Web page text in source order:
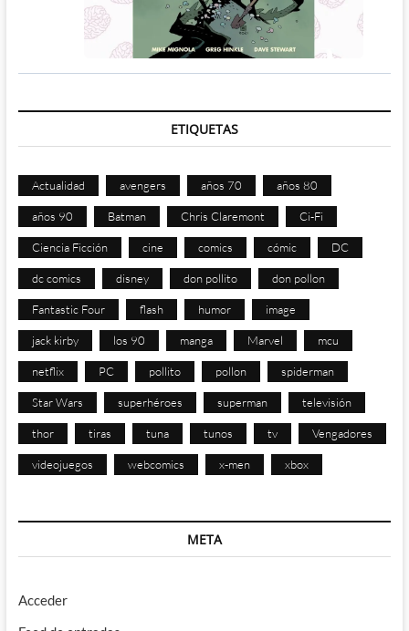
ETIQUETAS
Actualidad avengers años 70 años 80
años 90 Batman Chris Claremont Ci-Fi
Ciencia Ficción cine comics cómic DC
dc comics disney don pollito don pollon
Fantastic Four flash humor image
jack kirby los 90 manga Marvel mcu
netflix PC pollito pollon spiderman
Star Wars superhéroes superman televisión
thor tiras tuna tunos tv Vengadores
videojuegos webcomics x-men xbox
META
Acceder